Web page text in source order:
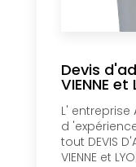
Devis
VIENNE et
L'
d
tout DEVIS
VIENNE et